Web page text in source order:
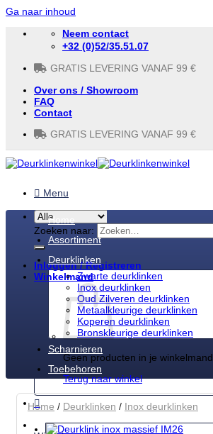
Ga naar inhoud
Neem contact
+32 (0)52/35.51.07
GRATIS LEVERING VANAF 99 €
Over ons / Showroom
FAQ
Contact
GRATIS LEVERING VANAF 99 €
Menu
Zoeken naar:
Inloggen / Registreren
Winkelmand
Geen producten in je winkelmand.
Terug naar winkel
Home
Assortiment
Deurklinken
Zwarte deurklinken
Inox deurklinken
Oud Zilveren deurklinken
Metaalkleurige deurklinken
Koperen deurklinken
Bronskleurige deurklinken
Scharnieren
Toebehoren
Home / Deurklinken / Inox deurklinken